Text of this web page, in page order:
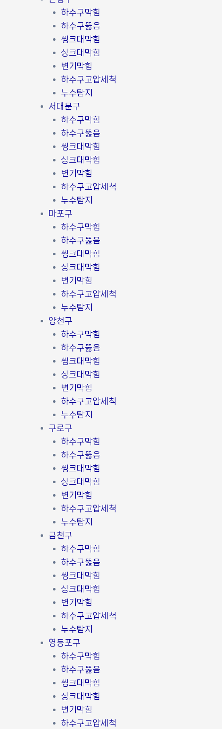
하수구막힘
하수구뚫음
씽크대막힘
싱크대막힘
변기막힘
하수구고압세척
누수탐지
서대문구
하수구막힘
하수구뚫음
씽크대막힘
싱크대막힘
변기막힘
하수구고압세척
누수탐지
마포구
하수구막힘
하수구뚫음
씽크대막힘
싱크대막힘
변기막힘
하수구고압세척
누수탐지
양천구
하수구막힘
하수구뚫음
씽크대막힘
싱크대막힘
변기막힘
하수구고압세척
누수탐지
구로구
하수구막힘
하수구뚫음
씽크대막힘
싱크대막힘
변기막힘
하수구고압세척
누수탐지
금천구
하수구막힘
하수구뚫음
씽크대막힘
싱크대막힘
변기막힘
하수구고압세척
누수탐지
영등포구
하수구막힘
하수구뚫음
씽크대막힘
싱크대막힘
변기막힘
하수구고압세척